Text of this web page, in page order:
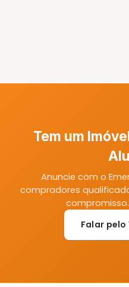
Tem um
Anuncie com o
compradores
compromisso.
Falar